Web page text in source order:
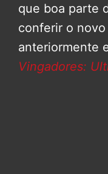
que boa parte
conferir o
anteriormente
Vingadores: